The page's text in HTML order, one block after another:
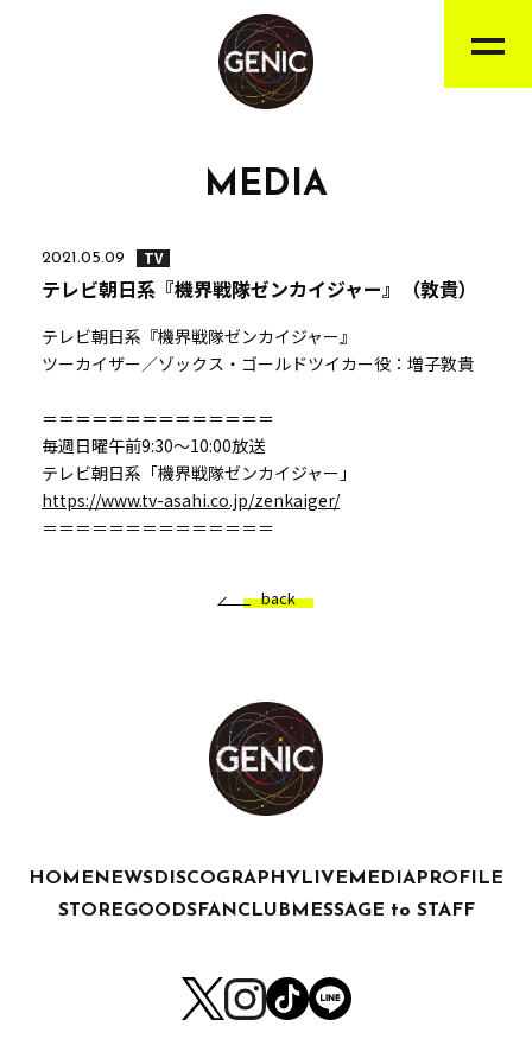
MEDIA
2021.05.09 TV
テレビ朝日系『機界戦隊ゼンカイジャー』（敦貴）
テレビ朝日系『機界戦隊ゼンカイジャー』
ツーカイザー／ゾックス・ゴールドツイカー役：増子敦貴
＝＝＝＝＝＝＝＝＝＝＝＝＝＝
毎週日曜午前9:30～10:00放送
テレビ朝日系「機界戦隊ゼンカイジャー」
https://www.tv-asahi.co.jp/zenkaiger/
＝＝＝＝＝＝＝＝＝＝＝＝＝＝
back
HOME NEWS DISCOGRAPHY LIVE MEDIA PROFILE
STOREGOODSFANCLUB MESSAGE to STAFF